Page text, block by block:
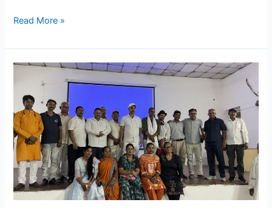
Read More »
NASVI
Organises
Meeting
of
Street
Vendor
Community
Leaders
Ahead
of